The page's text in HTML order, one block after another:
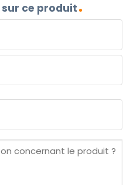
sur ce produit